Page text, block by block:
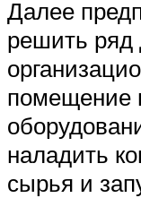
Далее
решить ряд
помещение
наладить
сырья и